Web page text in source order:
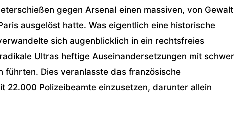
gegen Arsenal einen massiven, von Gewalt
ausgelöst hatte. Was eigentlich eine historische
sich augenblicklich in ein rechtsfreies
Ultras heftige Auseinandersetzungen mit schwer
führten. Dies veranlasste das französische
22.000 Polizeibeamte einzusetzen, darunter allein